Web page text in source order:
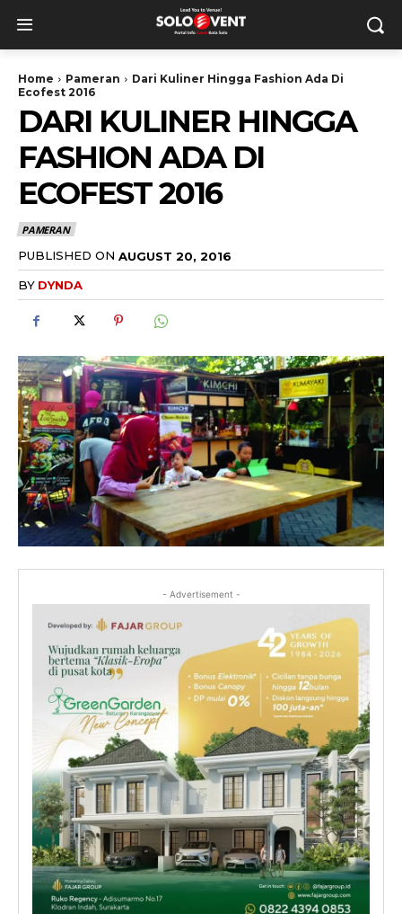
Home Pameran
Dari Kuliner Hingga Fashion Ada Di
Ecofest 2016
DARI KULINER HINGGA
FASHION ADA DI
ECOFEST 2016
PAMERAN
PUBLISHED ON AUGUST 20, 2016
BY DYNDA
- Advertisement -